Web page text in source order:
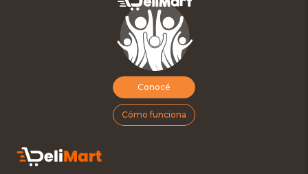
Conocé
Cómo funciona